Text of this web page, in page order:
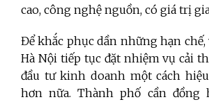
cao, công nghệ nguồn, có giá trị
Để khắc phục dần những hạn chế,
Hà Nội tiếp tục đặt nhiệm vụ cải
đầu tư kinh doanh một cách
hơn nữa. Thành phố cần đồng